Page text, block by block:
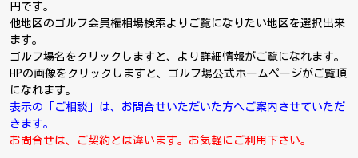
円です。
他地区のゴルフ会員権相場検索よりご覧になりたい地区を選択出来
ます。
ゴルフ場名をクリックしますと、より詳細情報がご覧になれます。
HPの画像をクリックしますと、ゴルフ場公式ホームページがご覧頂
になれます。
表示の「ご相談」は、お問合せいただいた方へご案内させていただ
きます。
お問合せは、ご契約とは違います。お気軽にご利用下さい。